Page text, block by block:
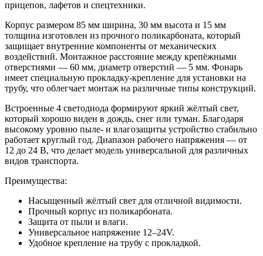
прицепов, лафетов и спецтехники.
Корпус размером 85 мм ширина, 30 мм высота и 15 мм
толщина изготовлен из прочного поликарбоната, который
защищает внутренние компоненты от механических
воздействий. Монтажное расстояние между крепёжными
отверстиями — 60 мм, диаметр отверстий — 5 мм. Фонарь
имеет специальную прокладку-крепление для установки на
трубу, что облегчает монтаж на различные типы конструкций.
Встроенные 4 светодиода формируют яркий жёлтый свет,
который хорошо виден в дождь, снег или туман. Благодаря
высокому уровню пыле- и влагозащиты устройство стабильно
работает круглый год. Диапазон рабочего напряжения — от
12 до 24 В, что делает модель универсальной для различных
видов транспорта.
Преимущества:
Насыщенный жёлтый свет для отличной видимости.
Прочный корпус из поликарбоната.
Защита от пыли и влаги.
Универсальное напряжение 12–24V.
Удобное крепление на трубу с прокладкой.